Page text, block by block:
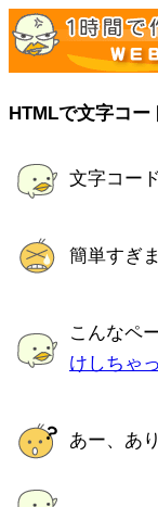
HTMLで文字コー
文字コー
簡単すぎ
こんなペ
けしちゃ
あー、あ